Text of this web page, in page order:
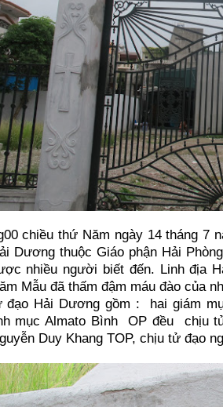
chiều thứ Năm ngày 14 tháng 7
Dương thuộc Giáo phận Hải
nhiều người biết đến. Linh địa
Mẫu đã thấm đậm máu đào của
đạo Hải Dương gồm : hai giám
mục Almato Bình OP đều chịu
Duy Khang TOP, chịu tử đạo